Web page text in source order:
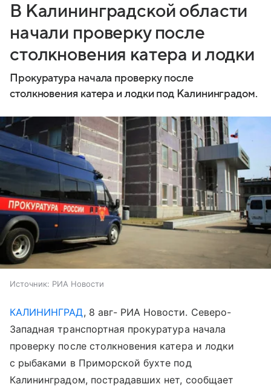
В Калининградской области
начали проверку после
столкновения катера и лодки
Прокуратура начала проверку после
столкновения катера и лодки под Калининградом.
Источник: РИА Новости
КАЛИНИНГРАД, 8 авг- РИА Новости. Северо-
Западная транспортная прокуратура начала
проверку после столкновения катера и лодки
с рыбаками в Приморской бухте под
Калининградом, пострадавших нет, сообщает